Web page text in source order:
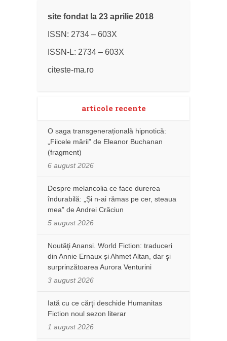
site fondat la 23 aprilie 2018
ISSN: 2734 – 603X
ISSN-L: 2734 – 603X
citeste-ma.ro
articole recente
O saga transgenerațională hipnotică:
„Fiicele mării” de Eleanor Buchanan
(fragment)
6 august 2026
Despre melancolia ce face durerea
îndurabilă: „Și n-ai rămas pe cer, steaua
mea” de Andrei Crăciun
5 august 2026
Noutăţi Anansi. World Fiction: traduceri
din Annie Ernaux și Ahmet Altan, dar şi
surprinzătoarea Aurora Venturini
3 august 2026
Iată cu ce cărţi deschide Humanitas
Fiction noul sezon literar
1 august 2026